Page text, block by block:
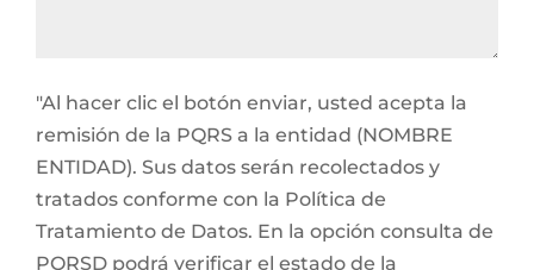
"Al hacer clic el botón enviar, usted acepta la
remisión de la PQRS a la entidad (NOMBRE
ENTIDAD). Sus datos serán recolectados y
tratados conforme con la Política de
Tratamiento de Datos. En la opción consulta de
PQRSD podrá verificar el estado de la